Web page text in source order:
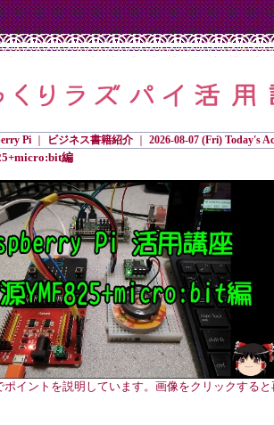
Pi｜ ビジネス書籍紹介｜ 2026-08-07 (Fri) Today's
編
ポイントを説明しています。画像をクリックすると